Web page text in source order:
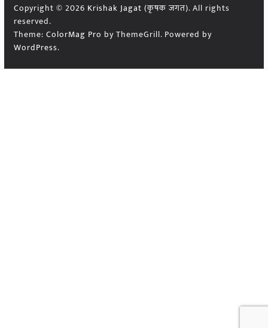
Copyright © 2026 Krishak Jagat (कृषक जगत). All rights
reserved.
Theme: ColorMag Pro by ThemeGrill. Powered by
WordPress.